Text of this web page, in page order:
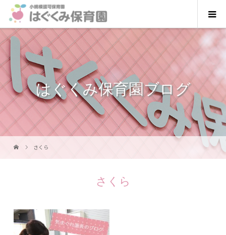
はぐくみ保育園ブログ
さくら
さくら